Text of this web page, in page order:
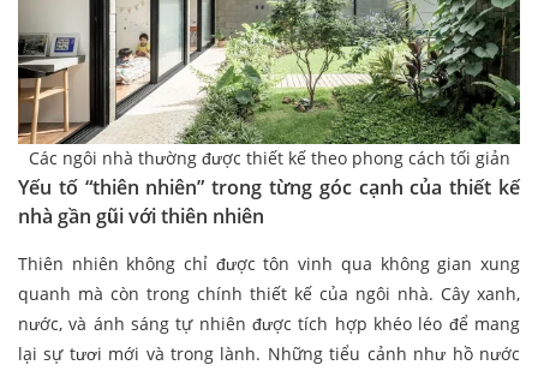
Các ngôi nhà thường được thiết kế theo phong cách tối giản
Yếu tố “thiên nhiên” trong từng góc cạnh của thiết kế
nhà gần gũi với thiên nhiên
Thiên nhiên không chỉ được tôn vinh qua không gian xung
quanh mà còn trong chính thiết kế của ngôi nhà. Cây xanh,
nước, và ánh sáng tự nhiên được tích hợp khéo léo để mang
lại sự tươi mới và trong lành. Những tiểu cảnh như hồ nước